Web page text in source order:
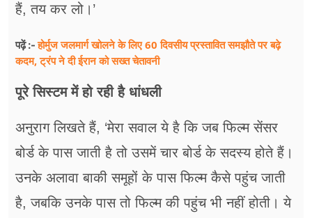
हैं, तय कर लो।’
पढ़ें :-होर्मुज जलमार्ग खोलने के लिए 60 दिवसीय प्रस्तावित समझौते पर बढ़े
कदम, ट्रंप ने दी ईरान को सख्त चेतावनी
पूरे सिस्टम में हो रही है धांधली
अनुराग लिखते हैं, ‘मेरा सवाल ये है कि जब फिल्म सेंसर
बोर्ड के पास जाती है तो उसमें चार बोर्ड के सदस्य होते हैं।
उनके अलावा बाकी समूहों के पास फिल्म कैसे पहुंच जाती
है, जबकि उनके पास तो फिल्म की पहुंच भी नहीं होती। ये